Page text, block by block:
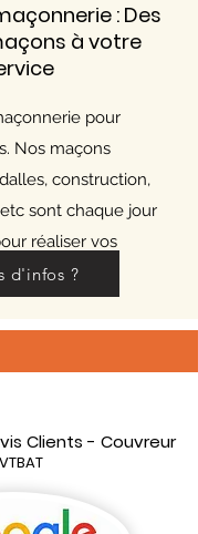
: Des
à votre
pour
Nos maçons
construction,
sont chaque jour
réaliser vos
d'infos ?
Clients - Couvreur
VTBAT